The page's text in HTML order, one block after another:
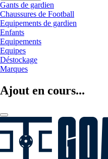
Gants de gardien
Chaussures de Football
Equipements de gardien
Enfants
Equipements
Equipes
Déstockage
Marques
Ajout en cours...